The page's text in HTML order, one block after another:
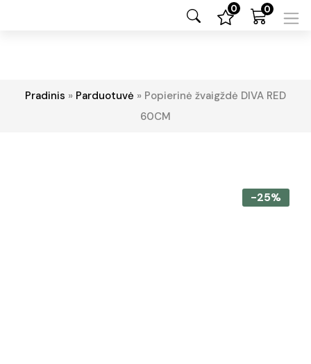
0 0
Pradinis » Parduotuvė » Popierinė žvaigždė DIVA RED
60CM
-25%